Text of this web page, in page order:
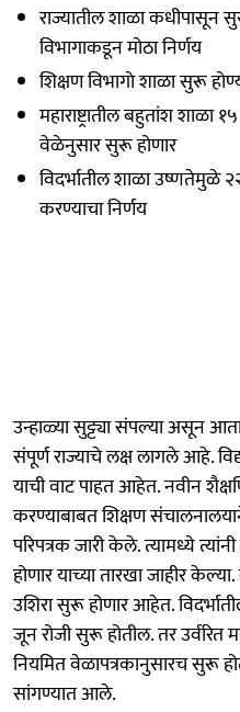
राज्यातील शाळा कधीपासून
विभागाकडून मोठा निर्णय
शिक्षण विभागाे शाळा सुरू
महाराष्ट्रातील बहुतांश
वेळेनुसार सुरू होणार
विदर्भातील शाळा
करण्याचा निर्णय
उन्हाळ्या सुट्ट्या संपल्या असून
संपूर्ण राज्याचे लक्ष लागले आहे.
याची वाट पाहत आहेत. नवीन
करण्याबाबत शिक्षण
परिपत्रक जारी केले. त्यामध्ये
होणार याच्या तारखा जाहीर
उशिरा सुरू होणार आहेत.
जून रोजी सुरू होतील. तर उर्वरित
नियमित वेळापत्रकानुसारच सुरू
सांगण्यात आले.